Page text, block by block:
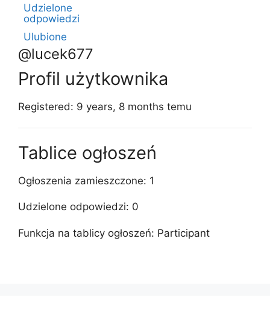
Udzielone
odpowiedzi
Ulubione
@lucek677
Profil użytkownika
Registered: 9 years, 8 months temu
Tablice ogłoszeń
Ogłoszenia zamieszczone: 1
Udzielone odpowiedzi: 0
Funkcja na tablicy ogłoszeń: Participant